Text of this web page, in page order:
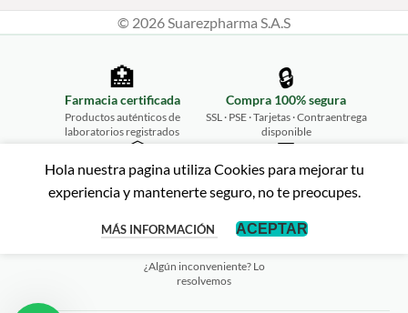
© 2026 Suarezpharma S.A.S
Hola nuestra pagina utiliza Cookies para mejorar tu
experiencia y mantenerte seguro, no te preocupes.
MÁS INFORMACIÓN ACEPTAR
🏥
Farmacia certificada
Productos auténticos de
laboratorios registrados
🔒
Compra 100% segura
SSL · PSE · Tarjetas · Contraentrega
disponible
📦
Envíos a todo Colombia
Desde Ibagué hasta tu puerta,
💬
Atención personalizada
WhatsApp 315 461 2675
↩️
¿Algún inconveniente? Lo
resolvemos